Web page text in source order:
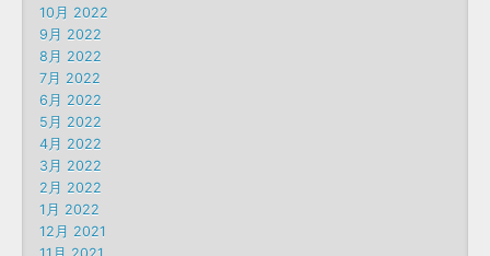
10月 2022
9月 2022
8月 2022
7月 2022
6月 2022
5月 2022
4月 2022
3月 2022
2月 2022
1月 2022
12月 2021